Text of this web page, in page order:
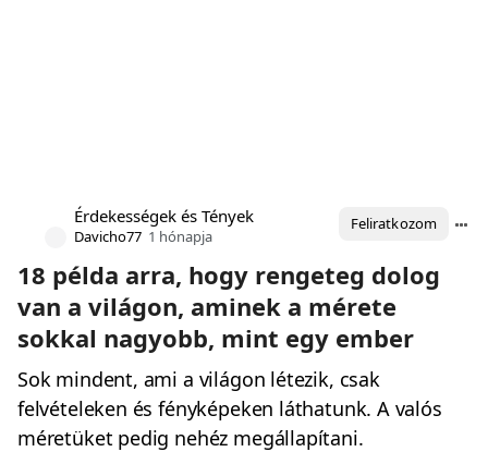
Érdekességek és Tények
Davicho77 1 hónapja
Feliratkozom
18 példa arra, hogy rengeteg dolog
van a világon, aminek a mérete
sokkal nagyobb, mint egy ember
Sok mindent, ami a világon létezik, csak
felvételeken és fényképeken láthatunk. A valós
méretüket pedig nehéz megállapítani.